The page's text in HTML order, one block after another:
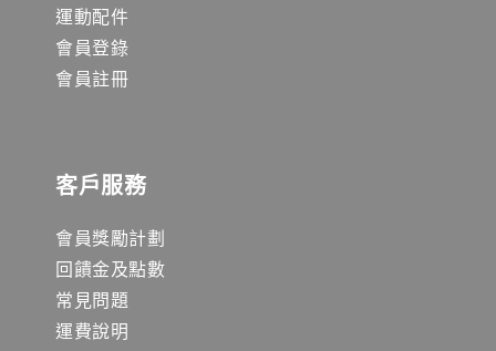
運動配件
會員登錄
會員註冊
客戶服務
會員獎勵計劃
回饋金及點數
常見問題
運費說明